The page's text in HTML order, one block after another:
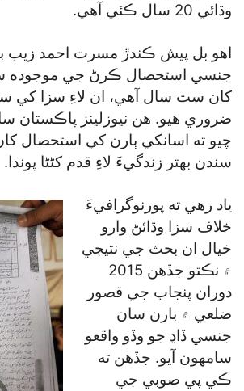
وڌائي 20 سال ڪئي آهي.
اهو بل پيش ڪندڙ مسرت احمد زيب
جنسي استحصال ڪرڻ جي موجوده
کان ست سال آهي، ان لاءِ سزا کي
ضروري هيو. هن نيوزلينز پاڪستان
چيو ته اسانکي ٻارن کي استحصال
سندن بهتر زندگيءَ لاءِ قدم کڻڻا پوندا.
ياد رهي ته پورنوگرافيءَ
خلاف سزا وڌائڻ وارو
خيال ان بحث جي نتيجي
۾ نڪتو جڏهن 2015
دوران پنجاب جي قصور
ضلعي ۾ ٻارن سان
جنسي ڏاڍ جو وڏو واقعو
سامهون آيو. جڏهن ته
ڪي پي صوبي جي